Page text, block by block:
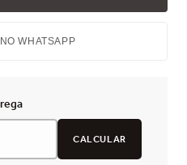
WHATSAPP